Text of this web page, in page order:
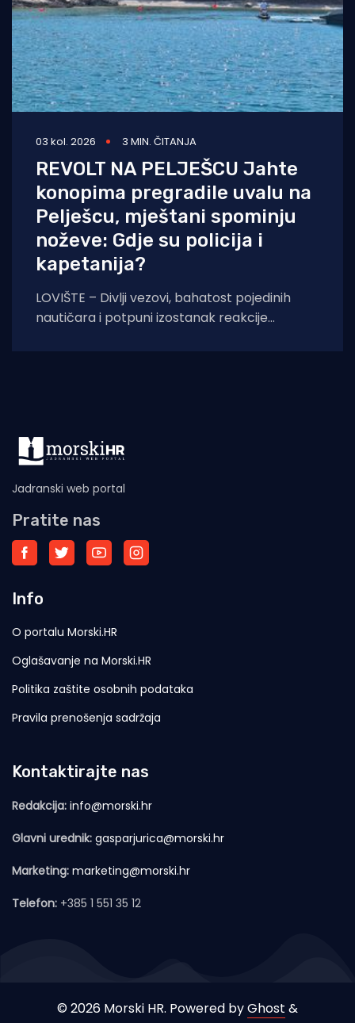
03 kol. 2026 3 MIN. ČITANJA
REVOLT NA PELJEŠCU Jahte
konopima pregradile uvalu na
Pelješcu, mještani spominju
noževe: Gdje su policija i
kapetanija?
LOVIŠTE – Divlji vezovi, bahatost pojedinih
nautičara i potpuni izostanak reakcije
Jadranski web portal
Pratite nas
Info
O portalu Morski.HR
Oglašavanje na Morski.HR
Politika zaštite osobnih podataka
Pravila prenošenja sadržaja
Kontaktirajte nas
Redakcija: info@morski.hr
Glavni urednik: gasparjurica@morski.hr
Marketing: marketing@morski.hr
Telefon: +385 1 551 35 12
© 2026 Morski HR. Powered byGhost &